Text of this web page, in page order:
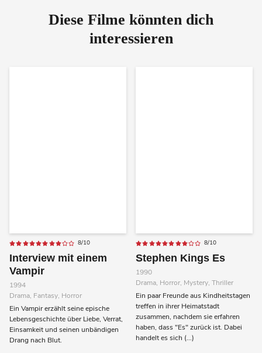
Diese Filme könnten dich
interessieren
8/10
Interview mit einem
Vampir
1994
Drama, Fantasy, Horror
Ein Vampir erzählt seine epische
Lebensgeschichte über Liebe, Verrat,
Einsamkeit und seinen unbändigen
Drang nach Blut.
8/10
Stephen Kings Es
1990
Drama, Horror, Mystery, Thriller
Ein paar Freunde aus Kindheitstagen
treffen in ihrer Heimatstadt
zusammen, nachdem sie erfahren
haben, dass "Es" zurück ist. Dabei
handelt es sich (...)